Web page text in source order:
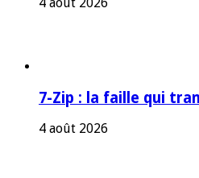
7-Zip : la faille qui
4 août 2026